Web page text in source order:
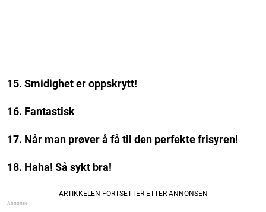
15. Smidighet er oppskrytt!
16. Fantastisk
17. Når man prøver å få til den perfekte frisyren!
18. Haha! Så sykt bra!